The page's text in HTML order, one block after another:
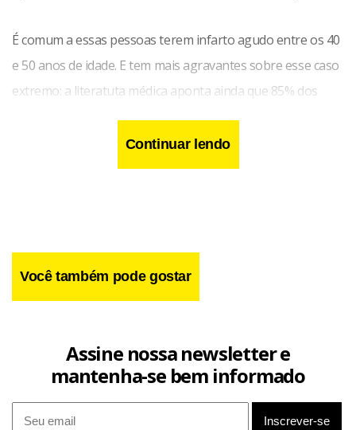
É comum a essas pessoas terem infarto agudo entre os 40
e 50 anos de idade. E tem mais agravantes sobre esse caso
extremo: a literatuta médica aponta ainda que 85% dos
homens portadores desse distúrbio sofrem pelo menos
um ataque cardíaco até os 60 anos. A incidência de ataques
em mulheres também é alta, porém com um atraso de dez
Continuar lendo
Você também pode gostar
Assine nossa newsletter e
mantenha-se bem informado